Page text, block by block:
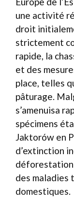
une activité
droit
strictement
rapide, la
et des
place, telles
pâturage.
s’amenuisa
spécimens
Jaktorów en
d’extinction
déforestation
des maladies
domestiques.